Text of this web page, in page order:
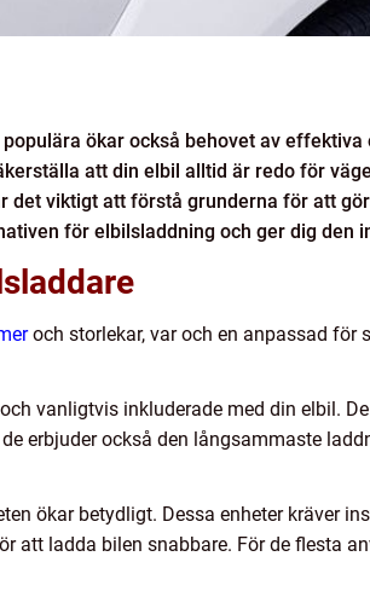
ökar också behovet av
att din elbil alltid är redo för
det viktigt att förstå grunderna för att
för elbilsladdning och ger dig
och storlekar, var och en anpassad för
vanligtvis inkluderade med din elbil.
erbjuder också den långsammaste
ökar betydligt. Dessa enheter kräver
att ladda bilen snabbare. För de flesta